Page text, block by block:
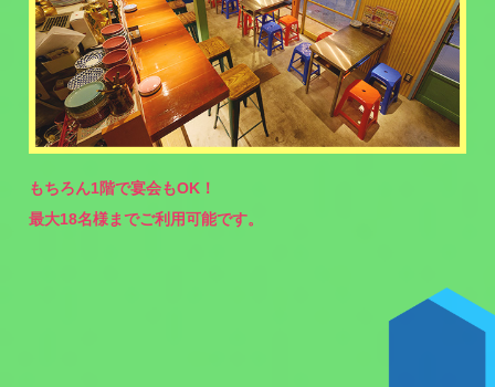
もちろん1階で宴会もOK！
最大18名様までご利用可能です。